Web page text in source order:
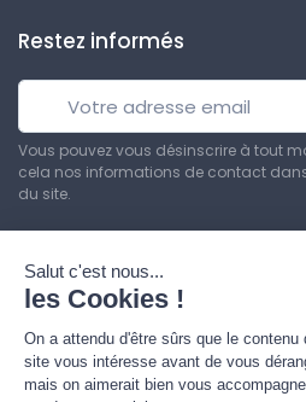
Restez informés
Vous pouvez vous désinscrire à tout
cela nos informations de contact
du site.
© Tous droits réservés. Réalisé